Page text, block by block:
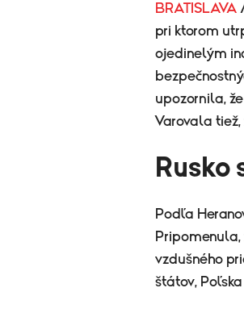
BRATISLAVA
pri ktorom
ojedinelým
upozornila,
Varovala
Rusko
Podľa
vzdušného
štátov,